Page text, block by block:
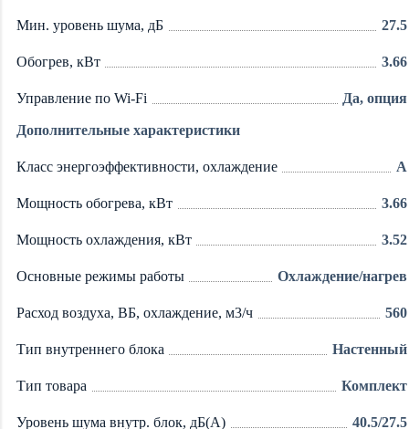
Мин. уровень шума, дБ 27.5
Обогрев, кВт 3.66
Управление по Wi-Fi Да, опция
Дополнительные характеристики
Класс энергоэффективности, охлаждение A
Мощность обогрева, кВт 3.66
Мощность охлаждения, кВт 3.52
Основные режимы работы Охлаждение/нагрев
Расход воздуха, ВБ, охлаждение, м3/ч 560
Тип внутреннего блока Настенный
Тип товара Комплект
Уровень шума внутр. блок, дБ(А) 40.5/27.5